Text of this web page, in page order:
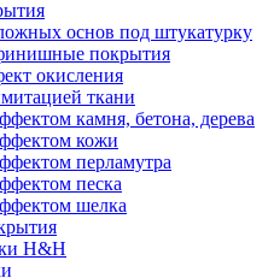
основ под штукатурку
покрытия
окисления
ткани
камня, бетона, дерева
кожи
перламутра
песка
шелка
H&H